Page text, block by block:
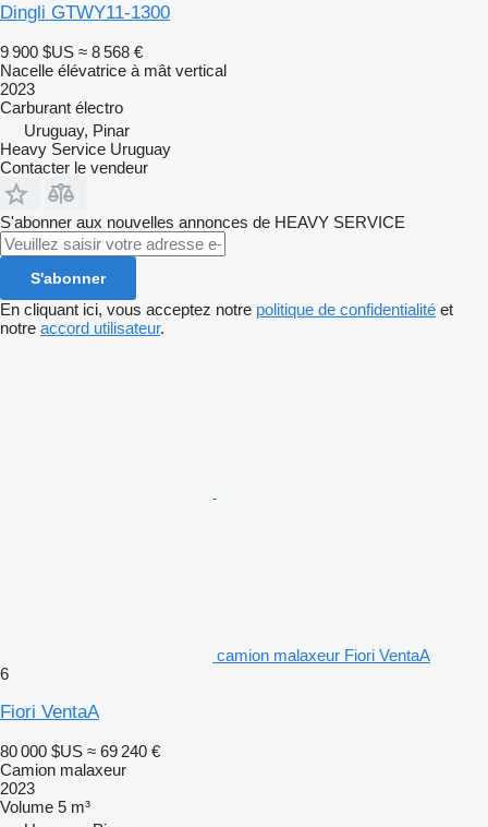
Dingli GTWY11-1300
9 900 $US ≈ 8 568 €
Nacelle élévatrice à mât vertical
2023
Carburant électro
Uruguay, Pinar
Heavy Service Uruguay
Contacter le vendeur
S'abonner aux nouvelles annonces de HEAVY SERVICE
S'abonner
En cliquant ici, vous acceptez notre politique de confidentialité et
notre accord utilisateur.
camion malaxeur Fiori VentaA
6
Fiori VentaA
80 000 $US ≈ 69 240 €
Camion malaxeur
2023
Volume 5 m³